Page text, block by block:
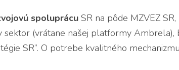
spoluprácu SR na pôde MZVEZ
(vrátane našej platformy Ambrela),
SR”. O potrebe kvalitného mechanizmu